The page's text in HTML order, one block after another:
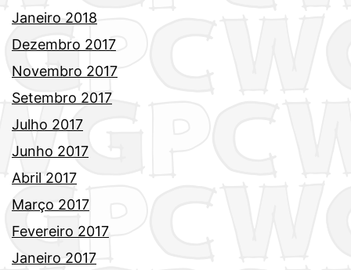
Janeiro 2018
Dezembro 2017
Novembro 2017
Setembro 2017
Julho 2017
Junho 2017
Abril 2017
Março 2017
Fevereiro 2017
Janeiro 2017